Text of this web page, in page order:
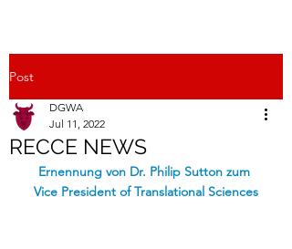
Post
RECCE NEWS
DGWA
Jul 11, 2022
Ernennung von Dr. Philip Sutton zum
Vice President of Translational Sciences